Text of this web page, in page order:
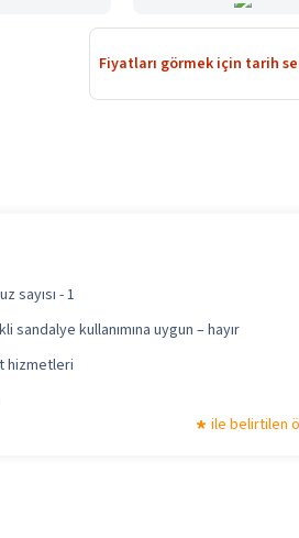
Fiyatları görmek için tarih
sayısı - 1
sandalye kullanımına uygun – hayır
hizmetleri
ile belirtilen